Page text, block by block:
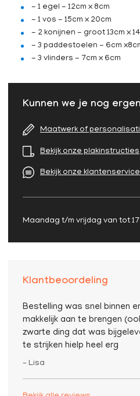
- 1 egel - 12cm x 8cm
- 1 vos - 15cm x 20cm
- 2 konijnen - groot 13cm x
- 3 paddestoelen - 6cm
- 3 vlinders - 7cm x 6cm
Kunnen we je nog
Maatwerk of
Bekijk onze plakinstructies
Bekijk onze klantenservice
Maandag t/m vrijdag van tot
Klantbeoordeling
Bestelling was snel binnen
makkelijk aan te brengen
zwarte ding dat was
te strijken hielp heel erg
– Lisa